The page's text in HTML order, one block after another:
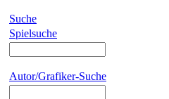
Suche
Spielsuche
Autor/Grafiker-Suche